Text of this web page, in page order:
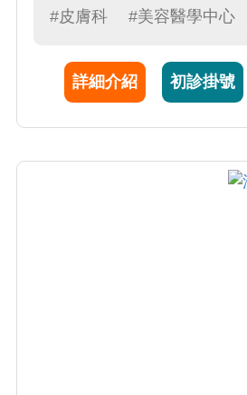
癬、異位性皮膚炎、感染疾
#皮膚科 #美容醫學中心
詳細介紹 初診掛號